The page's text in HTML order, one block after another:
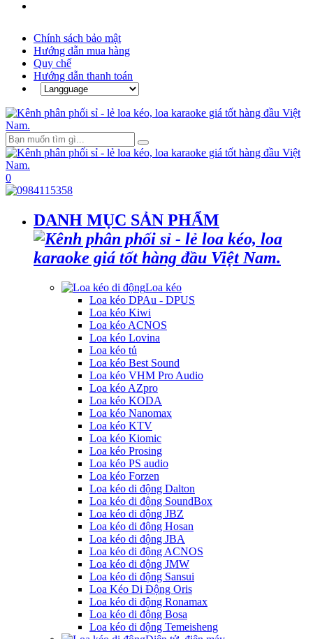
Chính sách bảo mật
Hướng dẫn mua hàng
Quy chế
Hướng dẫn thanh toán
0
DANH MỤC SẢN PHẨM
Loa kéo
Loa kéo DPAu - DPUS
Loa kéo Kiwi
Loa kéo ACNOS
Loa kéo Lovina
Loa kéo tủ
Loa kéo Best Sound
Loa kéo VHM Pro Audio
Loa kéo AZpro
Loa kéo KODA
Loa kéo Nanomax
Loa kéo KTV
Loa kéo Kiomic
Loa kéo Prosing
Loa kéo PS audio
Loa kéo Forzen
Loa kéo di động Dalton
Loa kéo di động SoundBox
Loa kéo di động JBZ
Loa kéo di động Hosan
Loa kéo di động JBA
Loa kéo di động ACNOS
Loa kéo di động JMW
Loa kéo di động Sansui
Loa Kéo Di Động Oris
Loa kéo di động Ronamax
Loa kéo di động Bosa
Loa kéo di động Temeisheng